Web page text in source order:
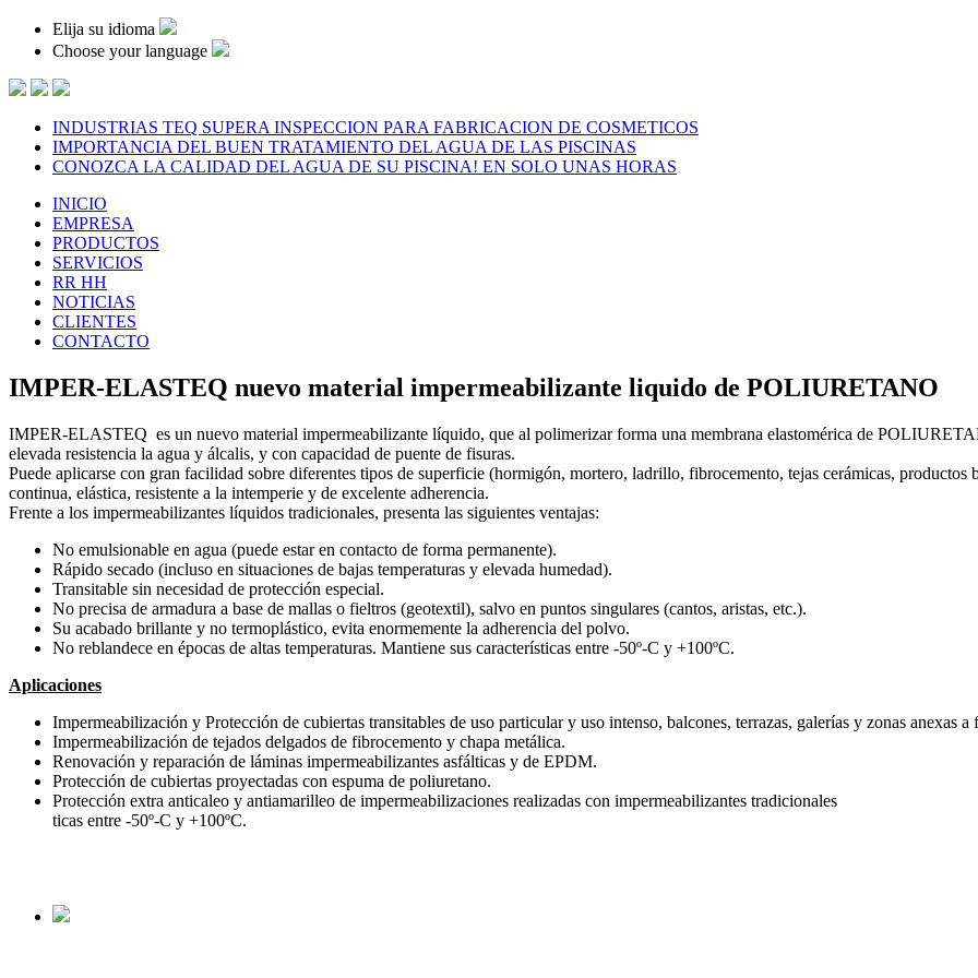
Elija su idioma
Choose your language
INDUSTRIAS TEQ SUPERA INSPECCION PARA FABRICACION DE COSMETICOS
IMPORTANCIA DEL BUEN TRATAMIENTO DEL AGUA DE LAS PISCINAS
CONOZCA LA CALIDAD DEL AGUA DE SU PISCINA! EN SOLO UNAS HORAS
INICIO
EMPRESA
PRODUCTOS
SERVICIOS
RR HH
NOTICIAS
CLIENTES
CONTACTO
IMPER-ELASTEQ nuevo material impermeabilizante liquido de POLIURETANO
IMPER-ELASTEQ es un nuevo material impermeabilizante líquido, que al polimerizar forma una membrana elastomérica de
elevada resistencia la agua y álcalis, y con capacidad de puente de fisuras.
Puede aplicarse con gran facilidad sobre diferentes tipos de superficie (hormigón, mortero, ladrillo, fibrocemento, tejas cerámicas,
continua, elástica, resistente a la intemperie y de excelente adherencia.
Frente a los impermeabilizantes líquidos tradicionales, presenta las siguientes ventajas:
No emulsionable en agua (puede estar en contacto de forma permanente).
Rápido secado (incluso en situaciones de bajas temperaturas y elevada humedad).
Transitable sin necesidad de protección especial.
No precisa de armadura a base de mallas o fieltros (geotextil), salvo en puntos singulares (cantos, aristas, etc.).
Su acabado brillante y no termoplástico, evita enormemente la adherencia del polvo.
No reblandece en épocas de altas temperaturas. Mantiene sus características entre -50º-C y +100ºC.
Aplicaciones
Impermeabilización y Protección de cubiertas transitables de uso particular y uso intenso, balcones, terrazas, galerías y zonas anexas a
Impermeabilización de tejados delgados de fibrocemento y chapa metálica.
Renovación y reparación de láminas impermeabilizantes asfálticas y de EPDM.
Protección de cubiertas proyectadas con espuma de poliuretano.
Protección extra anticaleo y antiamarilleo de impermeabilizaciones realizadas con impermeabilizantes tradicionales
ticas entre -50º-C y +100ºC.